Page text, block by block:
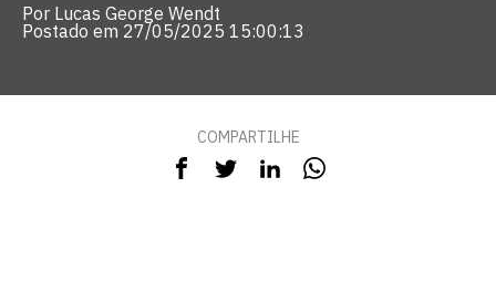
Por Lucas George Wendt
Postado em 27/05/2025 15:00:13
COMPARTILHE